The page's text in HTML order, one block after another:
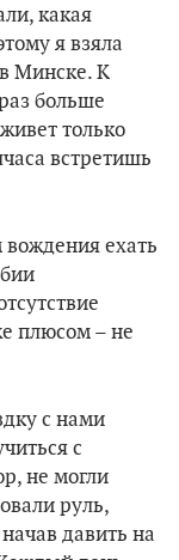
какая
я взяла
Минске. К
больше
только
встретишь
ехать
плюсом – не
с нами
с
не могли
руль,
давить на